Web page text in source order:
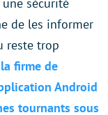
de les informer
reste trop
la firme de
Android
tournants sous